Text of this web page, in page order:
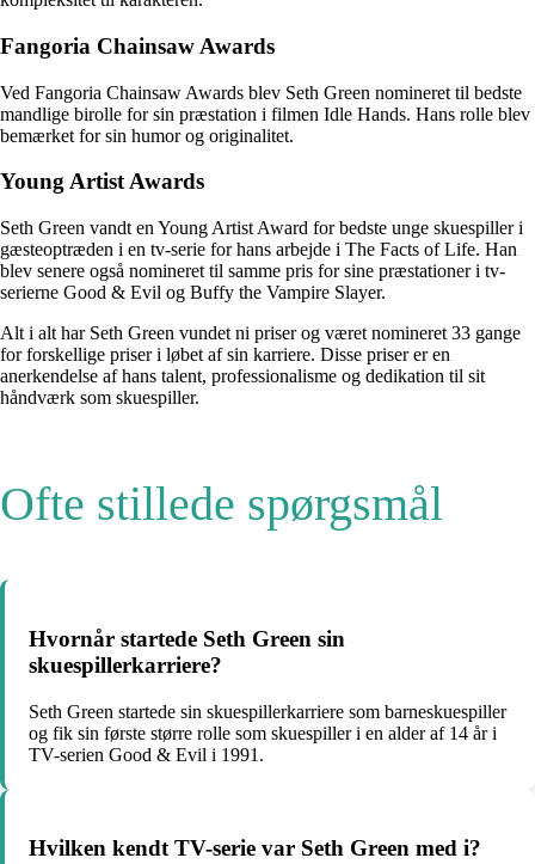
Fangoria Chainsaw Awards
Ved Fangoria Chainsaw Awards blev Seth Green nomineret til bedste
mandlige birolle for sin præstation i filmen Idle Hands. Hans rolle blev
bemærket for sin humor og originalitet.
Young Artist Awards
Seth Green vandt en Young Artist Award for bedste unge skuespiller i
gæsteoptræden i en tv-serie for hans arbejde i The Facts of Life. Han
blev senere også nomineret til samme pris for sine præstationer i tv-
serierne Good & Evil og Buffy the Vampire Slayer.
Alt i alt har Seth Green vundet ni priser og været nomineret 33 gange
for forskellige priser i løbet af sin karriere. Disse priser er en
anerkendelse af hans talent, professionalisme og dedikation til sit
håndværk som skuespiller.
Ofte stillede spørgsmål
Hvornår startede Seth Green sin
skuespillerkarriere?
Seth Green startede sin skuespillerkarriere som barneskuespiller
og fik sin første større rolle som skuespiller i en alder af 14 år i
TV-serien Good & Evil i 1991.
Hvilken kendt TV-serie var Seth Green med i?